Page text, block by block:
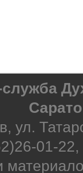
ул.
01-